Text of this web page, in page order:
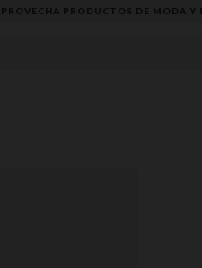
PRODUCTOS DE MODA Y